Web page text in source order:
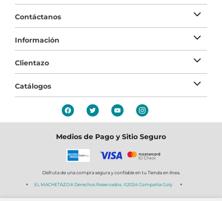
Contáctanos
Información
Clientazo
Catálogos
Medios de Pago y Sitio Seguro
Disfruta de una compra segura y confiable en tu Tienda en línea.
EL MACHETAZO® Derechos Reservados. ©2024 Compañia Goly